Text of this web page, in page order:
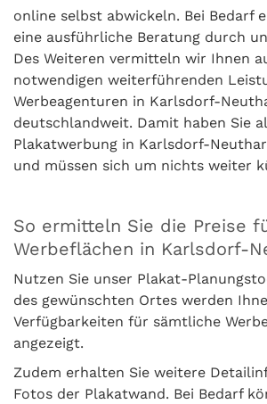
online selbst abwickeln. Bei Bedarf
eine ausführliche Beratung durch
Des Weiteren vermitteln wir Ihnen
notwendigen weiterführenden
Werbeagenturen in Karlsdorf-
deutschlandweit. Damit haben Sie
Plakatwerbung in Karlsdorf-
und müssen sich um nichts weiter
So ermitteln Sie die Preise
Werbeflächen in Karlsdorf-
Nutzen Sie unser Plakat-
des gewünschten Ortes werden
Verfügbarkeiten für sämtliche
angezeigt.
Zudem erhalten Sie weitere
Fotos der Plakatwand. Bei Bedarf